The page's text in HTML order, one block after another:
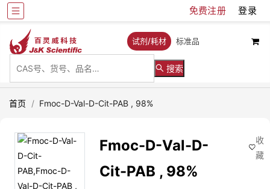
免费注册 登录
试剂/耗材 标准品
搜索
首页 / Fmoc-D-Val-D-Cit-PAB , 98%
Fmoc-D-Val-D-
Cit-PAB , 98%
收
藏